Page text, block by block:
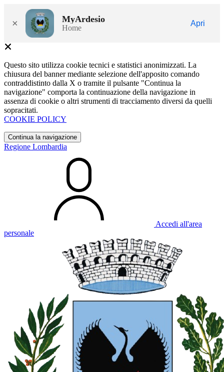
× MyArdesio
Home
Apri
Questo sito utilizza cookie tecnici e statistici anonimizzati. La
chiusura del banner mediante selezione dell'apposito comando
contraddistinto dalla X o tramite il pulsante "Continua la
navigazione" comporta la continuazione della navigazione in
assenza di cookie o altri strumenti di tracciamento diversi da quelli
sopracitati.
COOKIE POLICY
Continua la navigazione
Regione Lombardia
Accedi all'area
personale